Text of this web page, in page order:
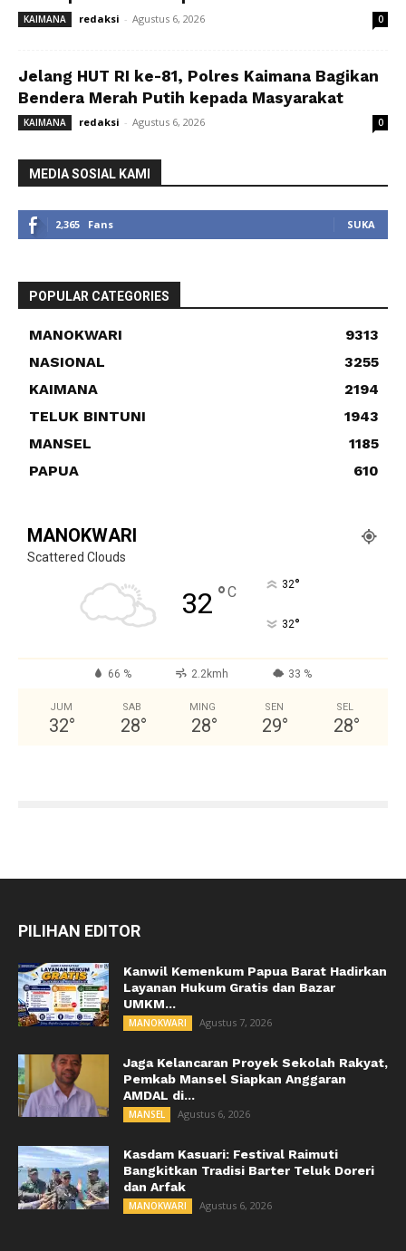
KAIMANA redaksi - Agustus 6, 2026 0
Jelang HUT RI ke-81, Polres Kaimana Bagikan
Bendera Merah Putih kepada Masyarakat
KAIMANA redaksi - Agustus 6, 2026 0
MEDIA SOSIAL KAMI
2,365 Fans SUKA
POPULAR CATEGORIES
MANOKWARI
9313
NASIONAL
3255
KAIMANA
2194
TELUK BINTUNI
1943
MANSEL
1185
PAPUA
610
MANOKWARI
Scattered Clouds
32 °C 32°
32°
66 % 2.2kmh 33 %
JUM
32°
SAB
28°
MING
28°
SEN
29°
SEL
28°
PILIHAN EDITOR
Kanwil Kemenkum Papua Barat Hadirkan
Layanan Hukum Gratis dan Bazar
UMKM...
MANOKWARI Agustus 7, 2026
Jaga Kelancaran Proyek Sekolah Rakyat,
Pemkab Mansel Siapkan Anggaran
AMDAL di...
MANSEL Agustus 6, 2026
Kasdam Kasuari: Festival Raimuti
Bangkitkan Tradisi Barter Teluk Doreri
dan Arfak
MANOKWARI Agustus 6, 2026